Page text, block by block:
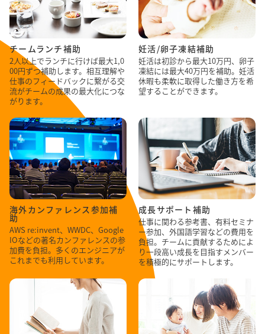
チームランチ補助
2人以上でランチに行けば最大1,0
00円ずつ補助します。相互理解や
仕事のフィードバックに繋がる交
流がチームの成果の最大化につな
がります。
妊活/卵子凍結補助
妊活は初診から最大10万円、卵子
凍結には最大40万円を補助。妊活
休暇も柔軟に取得した働き方を希
望することができます。
海外カンファレンス参加補
助
AWS re:invent、WWDC、Google
IOなどの著名カンファレンスの参
加費を負担。多くのエンジニアが
これまでも利用しています。
成長サポート補助
仕事に関わる参考書、有料セミナ
ー参加、外国語学習などの費用を
負担。チームに貢献するためによ
り一段高い成長を目指すメンバー
を積極的にサポートします。